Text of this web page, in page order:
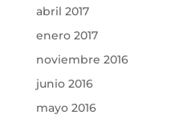
abril 2017
enero 2017
noviembre 2016
junio 2016
mayo 2016